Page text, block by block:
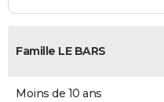
Famille LE BARS
Moins de 10 ans